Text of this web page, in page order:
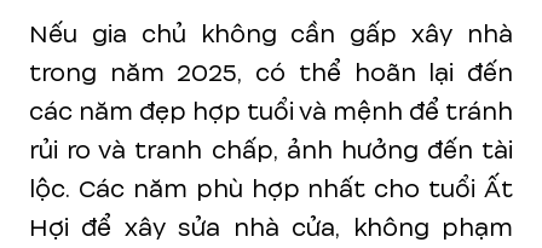
Nếu gia chủ không cần gấp xây nhà
trong năm 2025, có thể hoãn lại đến
các năm đẹp hợp tuổi và mệnh để tránh
rủi ro và tranh chấp, ảnh hưởng đến tài
lộc. Các năm phù hợp nhất cho tuổi Ất
Hợi để xây sửa nhà cửa, không phạm